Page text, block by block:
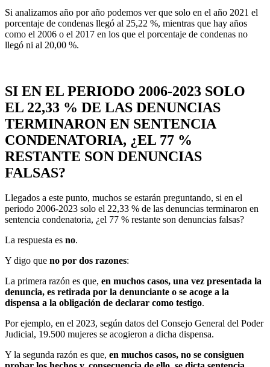
Si analizamos año por año podemos ver que solo en el año 2021 el
porcentaje de condenas llegó al 25,22 %, mientras que hay años
como el 2006 o el 2017 en los que el porcentaje de condenas no
llegó ni al 20,00 %.
SI EN EL PERIODO 2006-2023 SOLO
EL 22,33 % DE LAS DENUNCIAS
TERMINARON EN SENTENCIA
CONDENATORIA, ¿EL 77 %
RESTANTE SON DENUNCIAS
FALSAS?
Llegados a este punto, muchos se estarán preguntando, si en el
periodo 2006-2023 solo el 22,33 % de las denuncias terminaron en
sentencia condenatoria, ¿el 77 % restante son denuncias falsas?
La respuesta es no.
Y digo que no por dos razones:
La primera razón es que, en muchos casos, una vez presentada la
denuncia, es retirada por la denunciante o se acoge a la
dispensa a la obligación de declarar como testigo.
Por ejemplo, en el 2023, según datos del Consejo General del Poder
Judicial, 19.500 mujeres se acogieron a dicha dispensa.
Y la segunda razón es que, en muchos casos, no se consiguen